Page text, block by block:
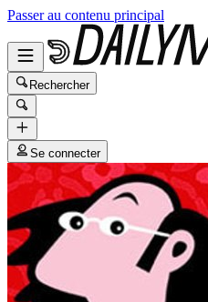
Passer au contenu principal
Rechercher
Se connecter